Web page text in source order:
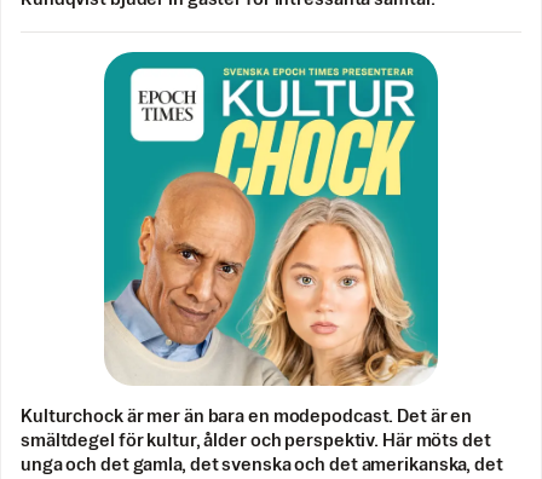
Kulturchock är mer än bara en modepodcast. Det är en
smältdegel för kultur, ålder och perspektiv. Här möts det
unga och det gamla, det svenska och det amerikanska, det